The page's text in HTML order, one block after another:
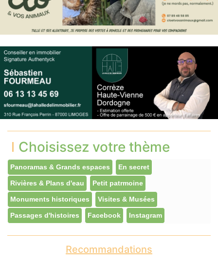
Choisissez votre thème
Panoramas & Grands espaces En secret
Rivières & Plans d'eau Petit patrmoine
Monuments historiques Visites & Musées
Passages d'histoires Facebook Instagram
Recommandations